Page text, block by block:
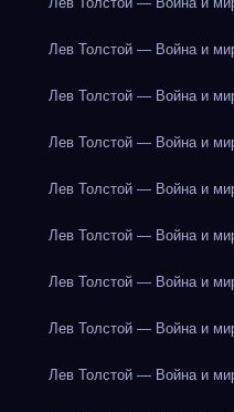
Лев Толстой — Война и
Лев Толстой — Война и
Лев Толстой — Война и
Лев Толстой — Война и
Лев Толстой — Война и
Лев Толстой — Война и
Лев Толстой — Война и
Лев Толстой — Война и